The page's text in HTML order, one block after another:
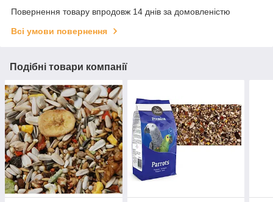
Повернення товару впродовж 14 днів за домовленістю
Всі умови повернення
Подібні товари компанії